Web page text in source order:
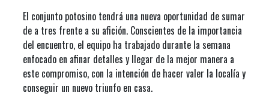
El conjunto potosino tendrá una nueva oportunidad de sumar
de a tres frente a su afición. Conscientes de la importancia
del encuentro, el equipo ha trabajado durante la semana
enfocado en afinar detalles y llegar de la mejor manera a
este compromiso, con la intención de hacer valer la localía y
conseguir un nuevo triunfo en casa.